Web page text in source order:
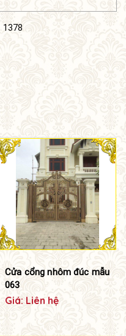
1378
Cửa cổng nhôm đúc mẫu
063
Giá: Liên hệ